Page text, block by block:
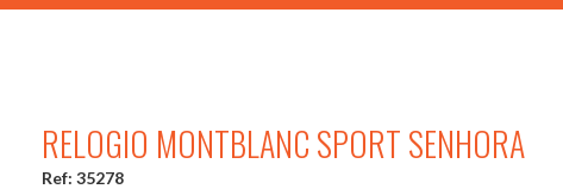
RELOGIO MONTBLANC SPORT SENHORA
Ref: 35278